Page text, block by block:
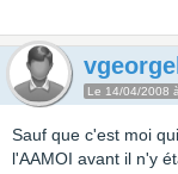
vgeorgel
Le 14/04/2008
Sauf que c'est moi
l'AAMOI avant il n'y